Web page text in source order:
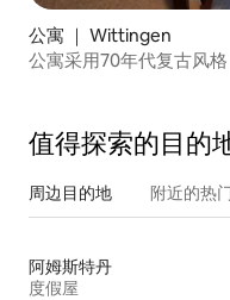
公寓 ｜ Wittingen
公寓采用70年代复古风格
值得探索的目的
周边目的地 附近的热
阿姆斯特丹
度假屋